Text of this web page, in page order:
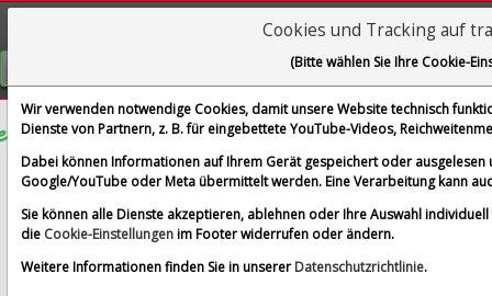
Triumph Financial Inc
im Vergleich mit AIRBUS SE, ALLIANZ SE NA O.N.,
Alle Aktien entfernen
Standard-Vergleich
Cookies und Tracking auf
(Bitte wählen Sie Ihre Cookie-
Wir verwenden notwendige Cookies, damit unsere Website technisch
Dienste von Partnern, z. B. für eingebettete YouTube-Videos,
Dabei können Informationen auf Ihrem Gerät gespeichert oder
Google/YouTube oder Meta übermittelt werden. Eine Verarbeitung kann
Sie können alle Dienste akzeptieren, ablehnen oder Ihre Auswahl
die Cookie-Einstellungenim Footer widerrufen oder ändern.
Weitere Informationen finden Sie in unserer Datenschutzrichtlinie.